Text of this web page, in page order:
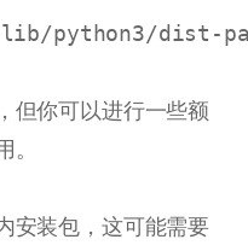
但你可以进行一些额
安装包，这可能需要